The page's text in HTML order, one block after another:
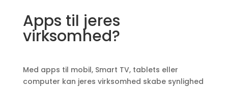
Apps til jeres
virksomhed?
Med apps til mobil, Smart TV, tablets eller
computer kan jeres virksomhed skabe synlighed